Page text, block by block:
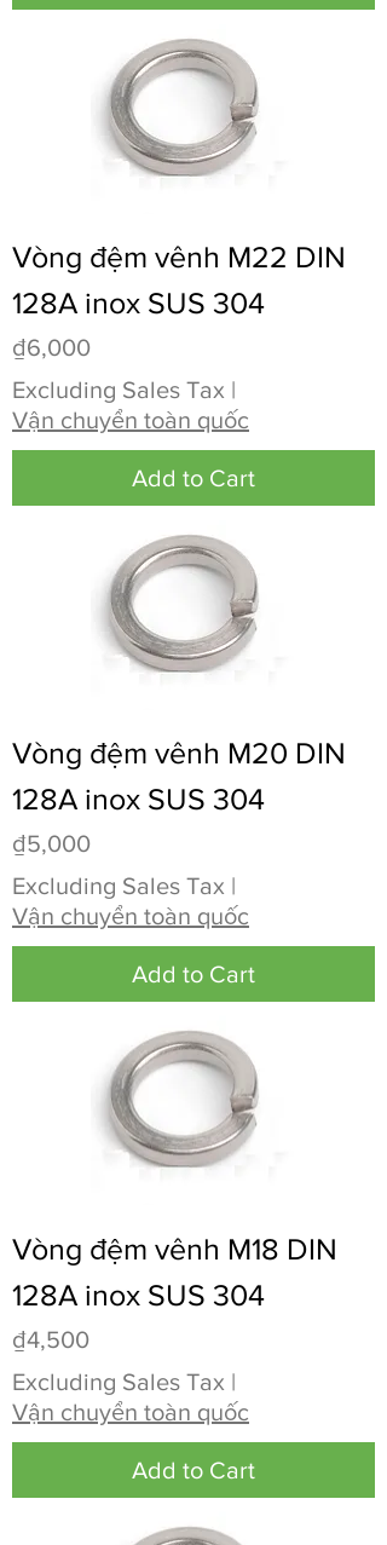
Vòng đệm vênh M22 DIN
128A inox SUS 304
Price
₫6,000
Excluding Sales Tax |
Vận chuyển toàn quốc
Add to Cart
Vòng đệm vênh M20 DIN
128A inox SUS 304
Price
₫5,000
Excluding Sales Tax |
Vận chuyển toàn quốc
Add to Cart
Vòng đệm vênh M18 DIN
128A inox SUS 304
Price
₫4,500
Excluding Sales Tax |
Vận chuyển toàn quốc
Add to Cart